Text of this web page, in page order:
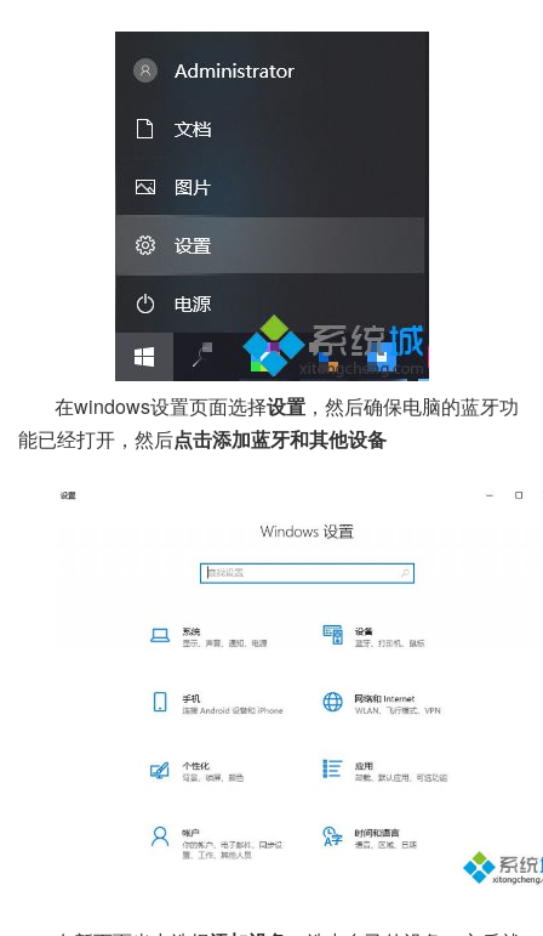
在windows设置页面选择设置 ，然后确保电脑的蓝牙功
能已经打开，然后点击添加蓝牙和其他设备